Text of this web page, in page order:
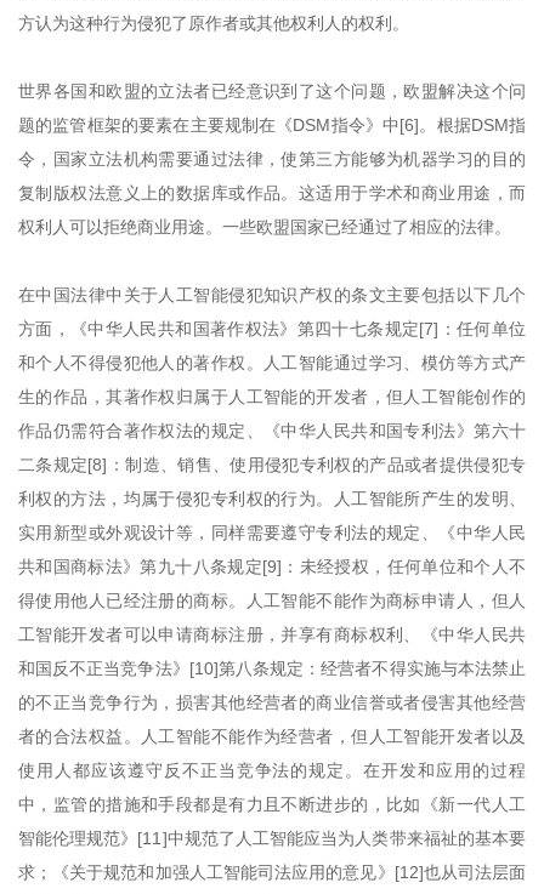
方认为这种行为侵犯了原作者或其他权利人的权利。
世界各国和欧盟的立法者已经意识到了这个问题，欧盟解决这个问
题的监管框架的要素在主要规制在《DSM指令》中[6]。根据DSM指
令，国家立法机构需要通过法律，使第三方能够为机器学习的目的
复制版权法意义上的数据库或作品。这适用于学术和商业用途，而
权利人可以拒绝商业用途。一些欧盟国家已经通过了相应的法律。
在中国法律中关于人工智能侵犯知识产权的条文主要包括以下几个
方面，《中华人民共和国著作权法》第四十七条规定[7]：任何单位
和个人不得侵犯他人的著作权。人工智能通过学习、模仿等方式产
生的作品，其著作权归属于人工智能的开发者，但人工智能创作的
作品仍需符合著作权法的规定、《中华人民共和国专利法》第六十
二条规定[8]：制造、销售、使用侵犯专利权的产品或者提供侵犯专
利权的方法，均属于侵犯专利权的行为。人工智能所产生的发明、
实用新型或外观设计等，同样需要遵守专利法的规定、《中华人民
共和国商标法》第九十八条规定[9]：未经授权，任何单位和个人不
得使用他人已经注册的商标。人工智能不能作为商标申请人，但人
工智能开发者可以申请商标注册，并享有商标权利、《中华人民共
和国反不正当竞争法》[10]第八条规定：经营者不得实施与本法禁止
的不正当竞争行为，损害其他经营者的商业信誉或者侵害其他经营
者的合法权益。人工智能不能作为经营者，但人工智能开发者以及
使用人都应该遵守反不正当竞争法的规定。在开发和应用的过程
中，监管的措施和手段都是有力且不断进步的，比如《新一代人工
智能伦理规范》[11]中规范了人工智能应当为人类带来福祉的基本要
求；《关于规范和加强人工智能司法应用的意见》[12]也从司法层面